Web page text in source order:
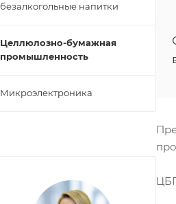
безалкогольные напитки
Целлюлозно-бумажная
промышленность
Микроэлектроника